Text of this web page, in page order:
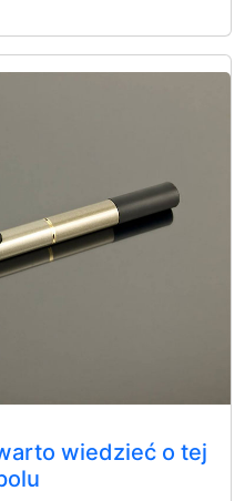
warto wiedzieć o tej